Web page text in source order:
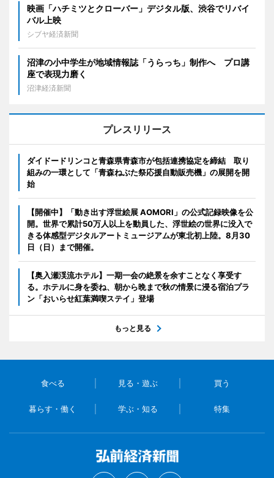
映画「ハチミツとクローバー」デジタル版、渋谷でリバイ
バル上映
シブヤ経済新聞
沼津の小中学生が地域情報誌「うらっち」制作へ プロ講
座で表現力磨く
沼津経済新聞
プレスリリース
ダイドードリンコと青森県青森市が包括連携協定を締結 取り
組みの一環として「青森ねぶた祭応援自動販売機」の展開を開
始
【開催中】「動き出す浮世絵展 AOMORI」の公式記録映像を公
開。世界で累計50万人以上を動員した、浮世絵の世界に没入で
きる体感型デジタルアートミュージアムが東北初上陸。8月30
日（日）まで開催。
【奥入瀬渓流ホテル】一期一会の絶景を余すことなく享受す
る。ホテルに身を委ね、朝から晩まで秋の情景に浸る宿泊プラ
ン「おいらせ紅葉満喫ステイ」登場
もっと見る
食べる 見る・遊ぶ 買う
暮らす・働く 学ぶ・知る 特集